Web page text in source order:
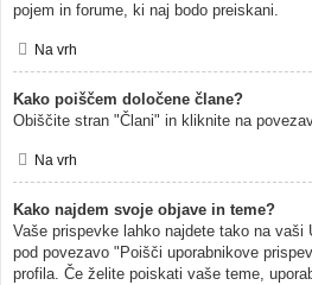
pojem in forume, ki naj bodo preiskani.
Na vrh
Kako poiščem določene člane?
Obiščite stran "Člani" in kliknite na
Na vrh
Kako najdem svoje objave in teme?
Vaše prispevke lahko najdete tako na vaši
pod povezavo "Poišči uporabnikove
profila. Če želite poiskati vaše teme,